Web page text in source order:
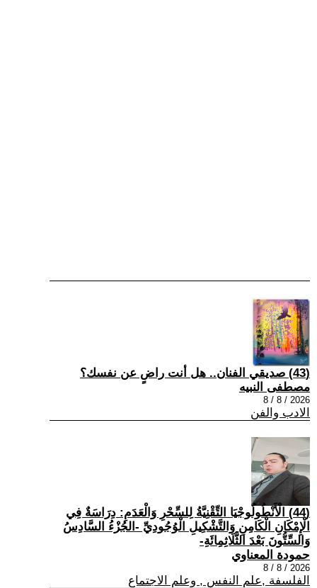
(43) صديقي الفنان.. هل أنت راضٍ عن نفسك؟
مصطفى النبيه
2026 / 8 / 8
الادب والفن
(44) الْأَنْطُولُوجْيَا التِّقْنِيَّةُ لِلسِّحْرِ وَالْعَدَمِ: دِرَاسَةٌ فِي
الْإِمْكَانِ الْكَامِنِ وَالتَّشْكِيلِ الْوُجُودِيِّ -الجُزْءُ السَّادِسُ
وَالسِّتُّونَ بَعْدَ الثَّلَاثِمِائَةِ-
حمودة المعناوي
2026 / 8 / 8
الفلسفة ,علم النفس , وعلم الاجتماع